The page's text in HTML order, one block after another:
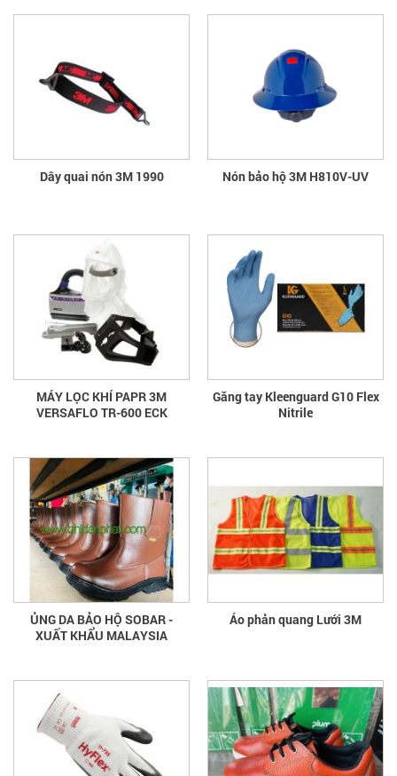
Dây quai nón 3M 1990 Nón bảo hộ 3M H810V-UV
MÁY LỌC KHÍ PAPR 3M
VERSAFLO TR-600 ECK
Găng tay Kleenguard G10 Flex
Nitrile
ỦNG DA BẢO HỘ SOBAR -
XUẤT KHẨU MALAYSIA
Áo phản quang Lưới 3M